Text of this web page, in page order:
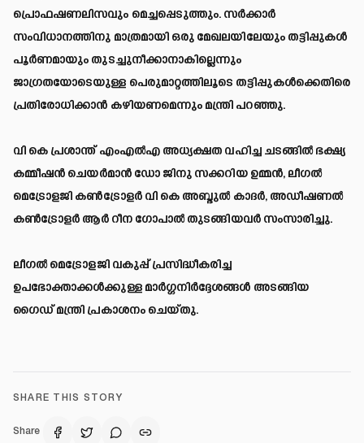
പ്രൊഫഷണലിസവും മെച്ചപ്പെടുത്തും. സർക്കാർ
സംവിധാനത്തിനു മാത്രമായി ഒരു മേഖലയിലേയും തട്ടിപ്പുകൾ
പൂർണമായും തുടച്ചുനീക്കാനാകില്ലെന്നും
ജാഗ്രതയോടെയുള്ള പെരുമാറ്റത്തിലൂടെ തട്ടിപ്പുകൾക്കെതിരെ
പ്രതിരോധിക്കാൻ കഴിയണമെന്നും മന്ത്രി പറഞ്ഞു.
വി കെ പ്രശാന്ത് എംഎൽഎ അധ്യക്ഷത വഹിച്ച ചടങ്ങിൽ ഭക്ഷ്യ
കമ്മീഷൻ ചെയർമാൻ ഡോ ജിനു സക്കറിയ ഉമ്മൻ, ലീഗൽ
മെട്രോളജി കൺട്രോളർ വി കെ അബ്ദുൽ കാദർ, അഡീഷണൽ
കൺട്രോളർ ആർ റീന ഗോപാൽ തുടങ്ങിയവർ സംസാരിച്ചു.
ലീഗൽ മെട്രോളജി വകുപ്പ് പ്രസിദ്ധീകരിച്ച
ഉപഭോക്താക്കൾക്കുള്ള മാർഗ്ഗനിർദ്ദേശങ്ങൾ അടങ്ങിയ
ഗൈഡ് മന്ത്രി പ്രകാശനം ചെയ്തു.
SHARE THIS STORY
Share